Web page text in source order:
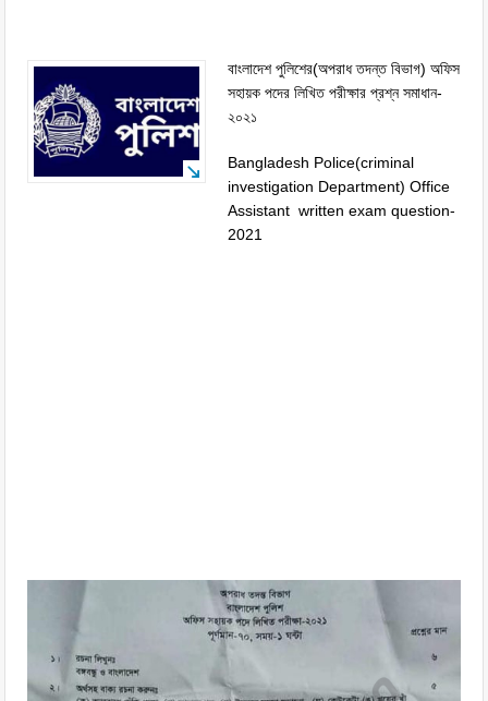
বাংলাদেশ পুলিশের(অপরাধ তদন্ত বিভাগ) অফিস
সহায়ক পদের লিখিত পরীক্ষার প্রশ্ন সমাধান-
২০২১
Bangladesh Police(criminal
investigation Department) Office
Assistant written exam question-
2021